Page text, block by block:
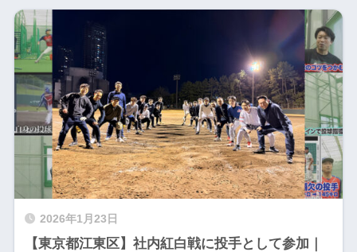
2026年1月23日
【東京都江東区】社内紅白戦に投手として参加｜